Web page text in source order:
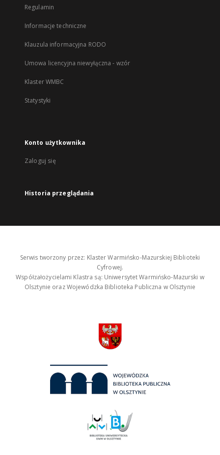
Regulamin
Informacje techniczne
Klauzula informacyjna RODO
Umowa licencyjna niewyłączna - wzór
Klaster WMBC
Statystyki
Konto użytkownika
Zaloguj się
Historia przeglądania
Serwis tworzony przez: Klaster Warmińsko-Mazurskiej Biblioteki
Cyfrowej.
Współzałożycielami Klastra są: Uniwersytet Warmińsko-Mazurski w
Olsztynie oraz Wojewódzka Biblioteka Publiczna w Olsztynie